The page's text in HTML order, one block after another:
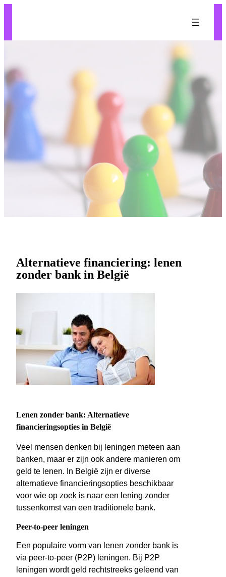
Alternatieve financiering: lenen
zonder bank in België
Lenen zonder bank: Alternatieve
financieringsopties in België
Veel mensen denken bij leningen meteen aan
banken, maar er zijn ook andere manieren om
geld te lenen. In België zijn er diverse
alternatieve financieringsopties beschikbaar
voor wie op zoek is naar een lening zonder
tussenkomst van een traditionele bank.
Peer-to-peer leningen
Een populaire vorm van lenen zonder bank is
via peer-to-peer (P2P) leningen. Bij P2P
leningen wordt geld rechtstreeks geleend van